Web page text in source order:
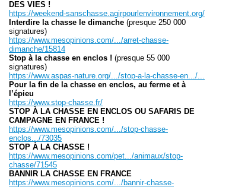
DES VIES !
https://weekend-sanschasse.agirpourlenvironnement.org/
Interdire la chasse le dimanche (presque 250 000
signatures)
https://www.mesopinions.com/.../arret-chasse-
dimanche/15814
Stop à la chasse en enclos ! (presque 55 000
signatures)
https://www.aspas-nature.org/.../stop-a-la-chasse-en.../...
Pour la fin de la chasse en enclos, au ferme et à
l’épieu
https://www.stop-chasse.fr/
STOP À LA CHASSE EN ENCLOS OU SAFARIS DE
CAMPAGNE EN FRANCE !
https://www.mesopinions.com/.../stop-chasse-
enclos.../73035
STOP À LA CHASSE !
https://www.mesopinions.com/pet.../animaux/stop-
chasse/71545
BANNIR LA CHASSE EN FRANCE
https://www.mesopinions.com/.../bannir-chasse-